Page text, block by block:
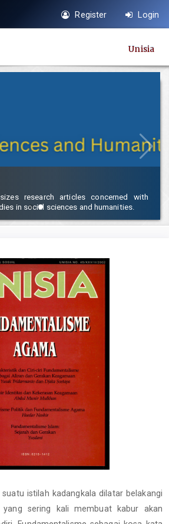
Register Login
Unisia
research articles concerned with
in social sciences and humanities.
istilah kadangkala dilatar belakangi
sering kali membuat kabur akan